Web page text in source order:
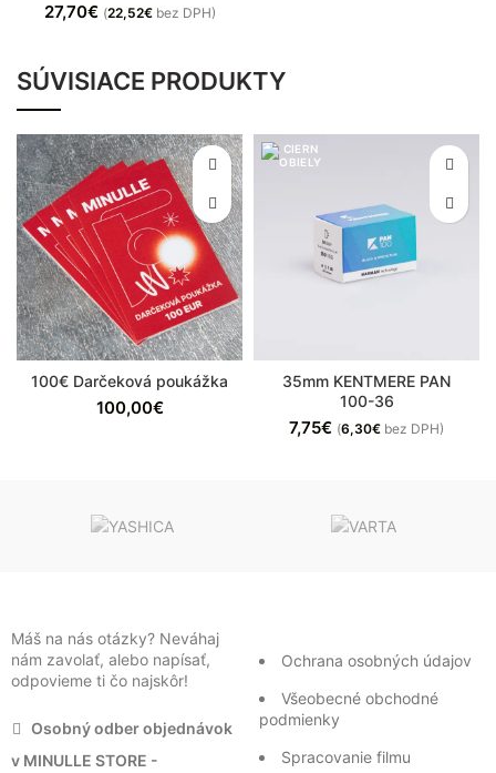
27,70€ (22,52€bez DPH)
SÚVISIACE PRODUKTY
100€ Darčeková poukážka
100,00€
35mm KENTMERE PAN
100-36
7,75€ (6,30€ bez DPH)
Máš na nás otázky? Neváhaj
nám zavolať, alebo napísať,
odpovieme ti čo najskôr!
Osobný odber objednávok
v MINULLE STORE -
Ochrana osobných údajov
Všeobecné obchodné
podmienky
Spracovanie filmu